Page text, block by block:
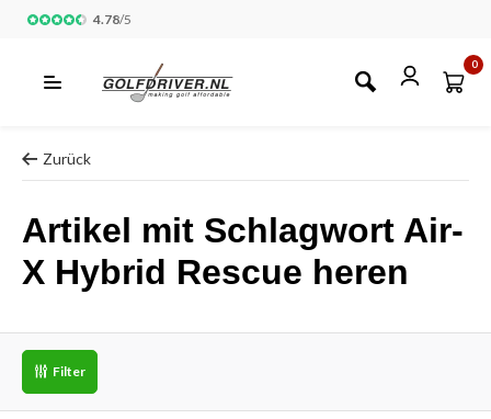
4.78/5
0
Zurück
Artikel mit Schlagwort Air-
X Hybrid Rescue heren
Filter